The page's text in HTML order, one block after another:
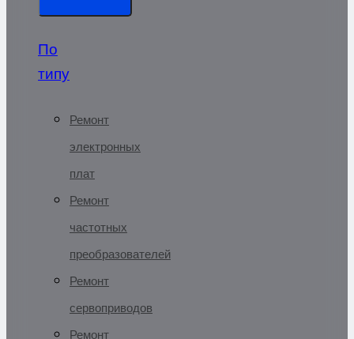
По
типу
Ремонт
электронных
плат
Ремонт
частотных
преобразователей
Ремонт
сервоприводов
Ремонт